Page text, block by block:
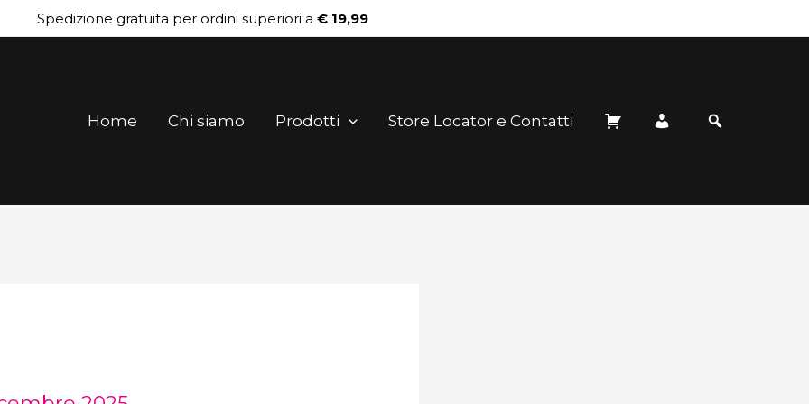
Spedizione gratuita per ordini superiori a € 19,99
Home Chi siamo Prodotti Store Locator e Contatti